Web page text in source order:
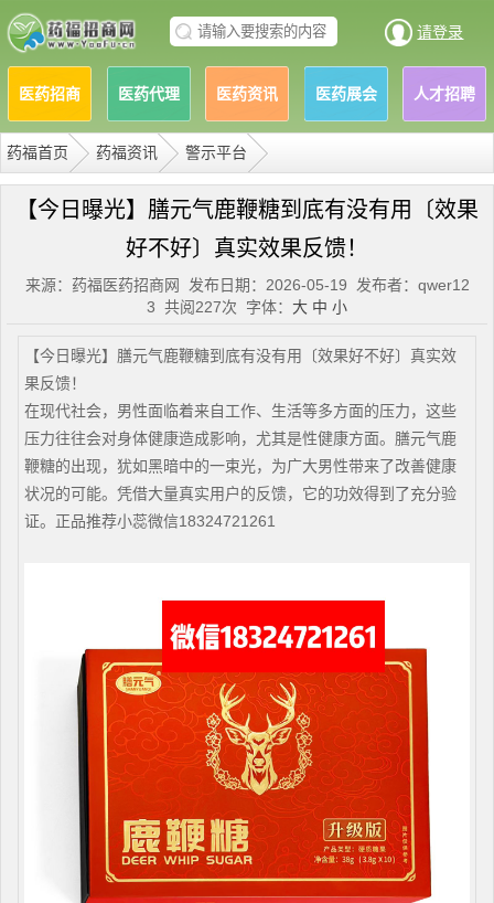
请登录
医药招商 医药代理 医药资讯 医药展会 人才招聘
药福首页 药福资讯 警示平台
【今日曝光】膳元气鹿鞭糖到底有没有用〔‌效果
好不好〕真实效果反馈！
来源：药福医药招商网 发布日期：2026-05-19 发布者：qwer12
3 共阅227次 字体： 大 中 小
【今日曝光】膳元气鹿鞭糖到底有没有用〔‌效果好不好〕真实效
果反馈！
在现代社会，男性面临着来自工作、生活等多方面的压力，这些
压力往往会对身体健康造成影响，尤其是性健康方面。膳元气鹿
鞭糖的出现，犹如黑暗中的一束光，为广大男性带来了改善健康
状况的可能。凭借大量真实用户的反馈，它的功效得到了充分验
证。正品推荐小蕊微信18324721261